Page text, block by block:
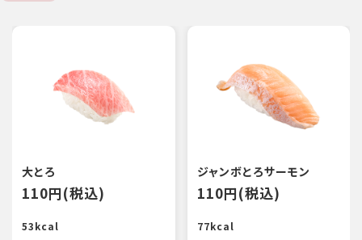
大とろ
110円(税込)
53kcal
ジャンボとろサーモン
110円(税込)
77kcal